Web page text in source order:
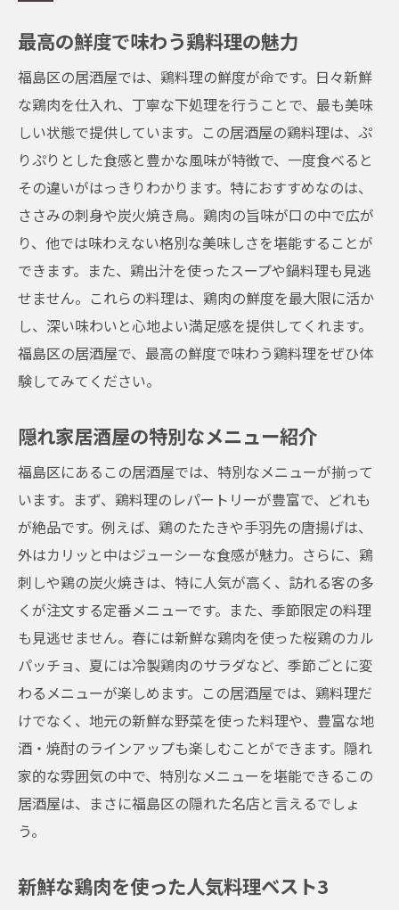
居心地抜群の秘密とは？
常連客に愛される理由
鶏料理を引き立てるお酒の選び方
初めての人へのおすすめの楽しみ方
福島区で見つけた隠れ家居酒屋の絶品鶏メニュ
ー
隠れ家居酒屋の魅力とは？
絶品鶏メニューのラインナップ
新鮮な鶏肉を使用した料理の秘密
地元の人が教えるおすすめメニュー
特別な日に訪れたい隠れ家居酒屋
雰囲気満点！福島区の居酒屋で楽しむ至福の鶏
料理
居心地の良い雰囲気の作り方
至福のひとときを過ごすためのポイント
絶品鶏料理と相性抜群のお酒
常連客が語る居酒屋の魅力
落ち着いた空間で楽しむ鶏料理
絶品鶏料理を楽しむためのコツ
福島区の居酒屋で地域限定の鮮度抜群の鶏料理
地域限定の鶏料理とは？
鮮度抜群の鶏肉の秘密
地元で人気の鶏料理メニュー
地域限定の鶏料理の楽しみ方
最高の鮮度で味わう鶏料理の魅力
福島区の居酒屋では、鶏料理の鮮度が命です。日々新鮮
な鶏肉を仕入れ、丁寧な下処理を行うことで、最も美味
しい状態で提供しています。この居酒屋の鶏料理は、ぷ
りぷりとした食感と豊かな風味が特徴で、一度食べると
その違いがはっきりわかります。特におすすめなのは、
ささみの刺身や炭火焼き鳥。鶏肉の旨味が口の中で広が
り、他では味わえない格別な美味しさを堪能することが
できます。また、鶏出汁を使ったスープや鍋料理も見逃
せません。これらの料理は、鶏肉の鮮度を最大限に活か
し、深い味わいと心地よい満足感を提供してくれます。
福島区の居酒屋で、最高の鮮度で味わう鶏料理をぜひ体
験してみてください。
隠れ家居酒屋の特別なメニュー紹介
福島区にあるこの居酒屋では、特別なメニューが揃って
います。まず、鶏料理のレパートリーが豊富で、どれも
が絶品です。例えば、鶏のたたきや手羽先の唐揚げは、
外はカリッと中はジューシーな食感が魅力。さらに、鶏
刺しや鶏の炭火焼きは、特に人気が高く、訪れる客の多
くが注文する定番メニューです。また、季節限定の料理
も見逃せません。春には新鮮な鶏肉を使った桜鶏のカル
パッチョ、夏には冷製鶏肉のサラダなど、季節ごとに変
わるメニューが楽しめます。この居酒屋では、鶏料理だ
けでなく、地元の新鮮な野菜を使った料理や、豊富な地
酒・焼酎のラインアップも楽しむことができます。隠れ
家的な雰囲気の中で、特別なメニューを堪能できるこの
居酒屋は、まさに福島区の隠れた名店と言えるでしょ
う。
新鮮な鶏肉を使った人気料理ベスト3